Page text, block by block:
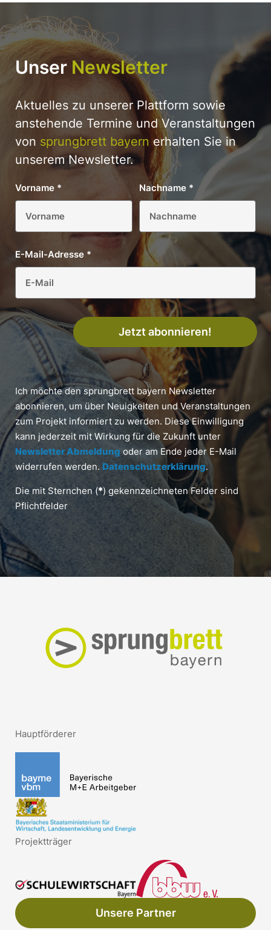
Industriekauffrau/-mann- Fachkraft für Lagerlogistik
Unser Newsletter
Aktuelles zu unserer Plattform sowie
anstehende Termine und Veranstaltungen
von sprungbrett bayernerhalten Sie in
unserem Newsletter.
Vorname * Nachname *
E-Mail-Adresse *
Jetzt abonnieren!
Ich möchte den sprungbrett bayern Newsletter
abonnieren, um über Neuigkeiten und Veranstaltungen
zum Projekt informiert zu werden. Diese Einwilligung
kann jederzeit mit Wirkung für die Zukunft unter
Newsletter Abmeldung oder am Ende jeder E-Mail
widerrufen werden. Datenschutzerklärung.
Die mit Sternchen (*) gekennzeichneten Felder sind
Pflichtfelder
Hauptförderer
Projektträger
Unsere Partner